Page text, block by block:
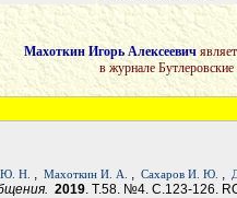
Махоткин Игорь Алексеевич
в журнале
Ю. Н. , Махоткин И. А. , Сахаров И. Ю. ,
2019. Т.58. №4. С.123-126.